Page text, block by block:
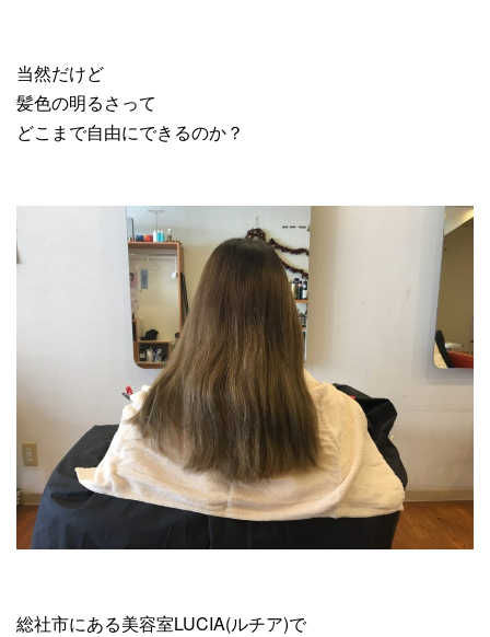
当然だけど
髪色の明るさって
どこまで自由にできるのか？
総社市にある美容室LUCIA(ルチア)で